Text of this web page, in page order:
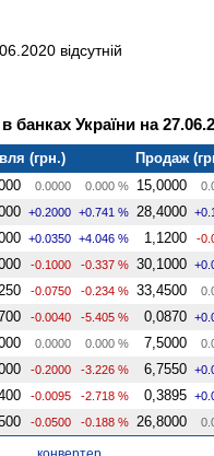
відсутній
банках України на
(грн.)
Продаж
0.0000 0.000 % 15,0000
+0.2000 +0.741 % 28,4000
+0.0350 +4.046 % 1,1200 -
-0.1000 -0.337 % 30,1000
-0.0750 -0.234 % 33,4500
-0.0040 -5.405 % 0,0870
0.0000 0.000 % 7,5000
-0.2000 -3.226 % 6,7550
-0.0095 -2.718 % 0,3895
-0.0500 -0.188 % 26,8000